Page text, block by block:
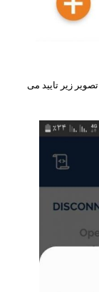
زیر تایید می